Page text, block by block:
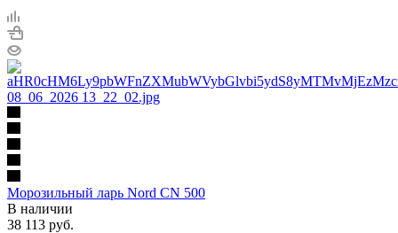
Морозильный ларь Nord CN 500
В наличии
38 113 руб.